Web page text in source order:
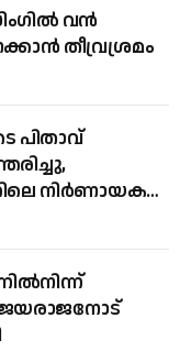
വൻ
തീവ്രശ്രമം
പിതാവ്
നിർണായക